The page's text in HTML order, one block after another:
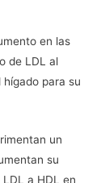
en las
de LDL al
para su
un
su
a HDL en